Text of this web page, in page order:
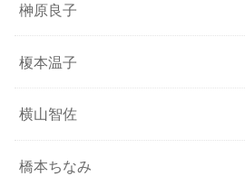
榊原良子
榎本温子
横山智佐
橋本ちなみ